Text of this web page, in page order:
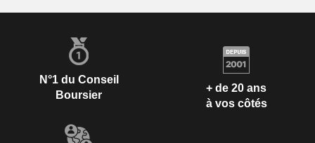
N°1 du Conseil
Boursier
+ de 20 ans
à vos côtés